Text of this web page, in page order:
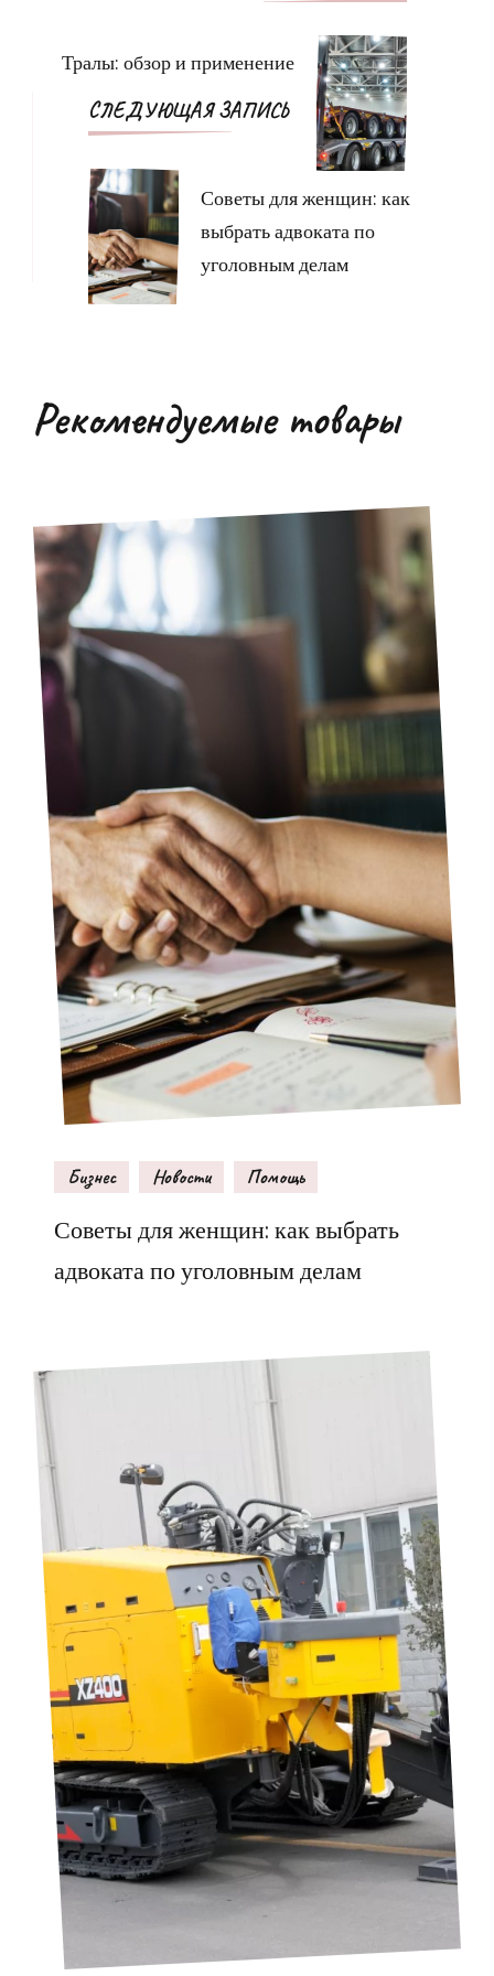
Тралы: обзор и применение
СЛЕДУЮЩАЯ ЗАПИСЬ
Советы для женщин: как
выбрать адвоката по
уголовным делам
Рекомендуемые товары
Бизнес Новости Помощь
Советы для женщин: как выбрать
адвоката по уголовным делам